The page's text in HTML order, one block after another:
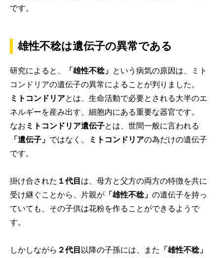
です。
雄性不稔は遺伝子の異常である
研究によると、 「雄性不稔」 という病気の原因は、ミト
コンドリアの遺伝子の異常によることが判りました。
ミトコンドリアとは、生命活動で必要とされる大半のエ
ネルギーを産み出す、細胞内にある重要な器官です。
なお ミトコンドリア遺伝子とは、世間一般に言われる
「遺伝子」 ではなく、 ミトコンドリアの為だけの遺伝子
です。
掛け合された １代目は、母方と父方の両方の特徴を共に
受け継ぐことから、片親が 「雄性不稔」 の遺伝子を持っ
ていても、その子供は花粉を作ることができるようで
す。
しかしながら ２代目以降の子孫には、また 「雄性不稔」